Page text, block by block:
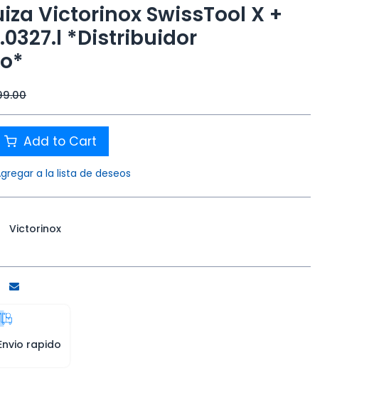
Victorinox SwissTool X +
*Distribuidor
Add to Cart
a la lista de deseos
Victorinox
rapido